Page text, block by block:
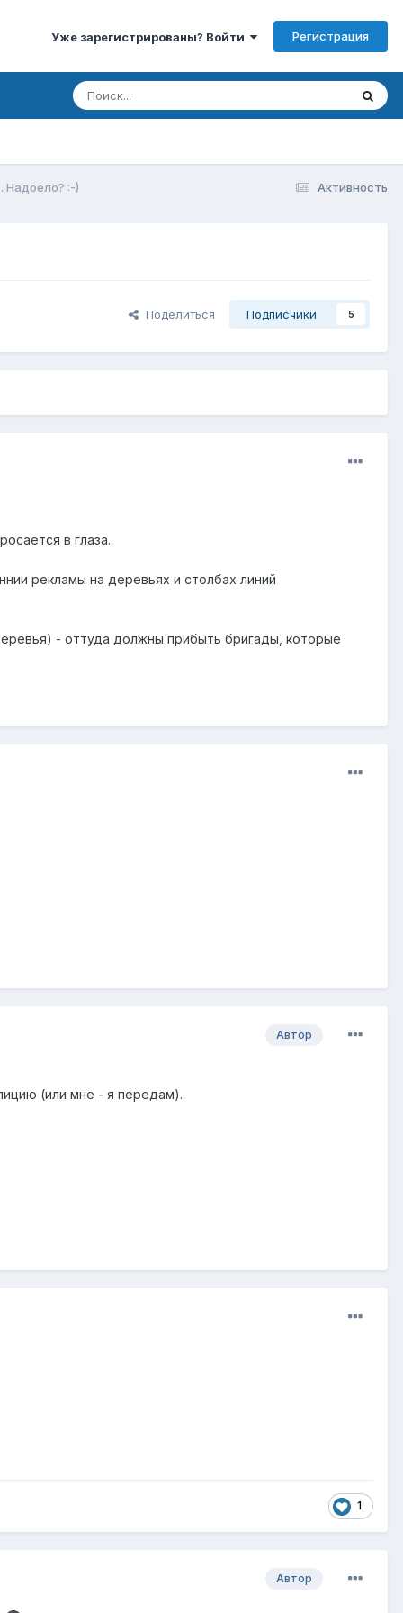
Уже зарегистрированы? Войти Регистрация
Активность
:-)
Поделиться Подписчики 5
в глаза.
рекламы на деревьях и столбах линий
- оттуда должны прибыть бригады, которые
Автор
(или мне - я передам).
1
Автор